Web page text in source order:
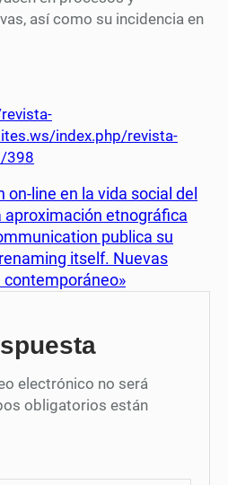
así como su incidencia en
index.php/revista-
398
on-line en la vida social del
etnográfica
publica su
itself. Nuevas
electrónico no será
obligatorios están